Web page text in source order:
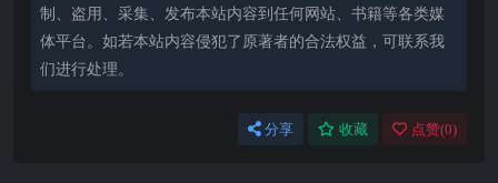
制、盗用、采集、发布本站内容到任何网站、书籍等各类媒
体平台。如若本站内容侵犯了原著者的合法权益，可联系我
们进行处理。
分享 收藏 点赞(0)